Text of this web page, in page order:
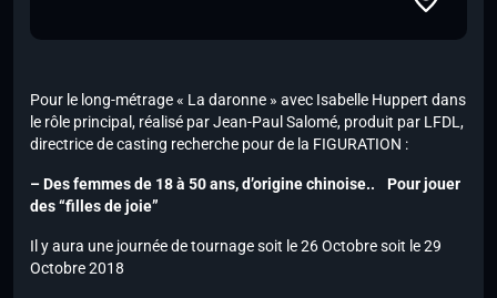
Pour le long-métrage « La daronne » avec Isabelle Huppert dans
le rôle principal, réalisé par Jean-Paul Salomé, produit par LFDL,
directrice de casting recherche pour de la FIGURATION :
– Des femmes de 18 à 50 ans, d’origine chinoise.. Pour jouer
des “filles de joie”
Il y aura une journée de tournage soit le 26 Octobre soit le 29
Octobre 2018